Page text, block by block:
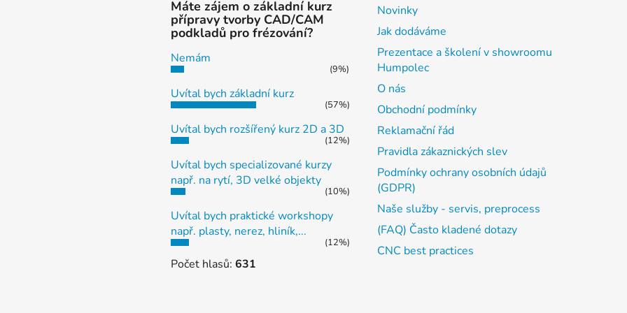
Máte zájem o základní kurz
přípravy tvorby CAD/CAM
podkladů pro frézování?
Nemám
(9%)
Uvítal bych základní kurz
(57%)
Uvítal bych rozšířený kurz 2D a 3D
(12%)
Uvítal bych specializované kurzy
např. na rytí, 3D velké objekty
(10%)
Uvítal bych praktické workshopy
např. plasty, nerez, hliník,...
(12%)
Počet hlasů: 631
Novinky
Jak dodáváme
Prezentace a školení v showroomu
Humpolec
O nás
Obchodní podmínky
Reklamační řád
Pravidla zákaznických slev
Podmínky ochrany osobních údajů
(GDPR)
Naše služby - servis, preprocess
(FAQ) Často kladené dotazy
CNC best practices